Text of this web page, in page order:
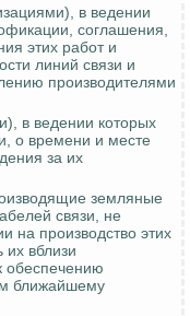
в ведении
соглашения,
этих работ и
линий связи и
производителями
в ведении которых
о времени и месте
за их
земляные
связи, не
на производство этих
их вблизи
обеспечению
ближайшему